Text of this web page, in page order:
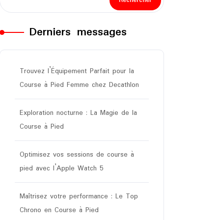
Derniers messages
Trouvez l’Équipement Parfait pour la
Course à Pied Femme chez Decathlon
Exploration nocturne : La Magie de la
Course à Pied
Optimisez vos sessions de course à
pied avec l’Apple Watch 5
Maîtrisez votre performance : Le Top
Chrono en Course à Pied